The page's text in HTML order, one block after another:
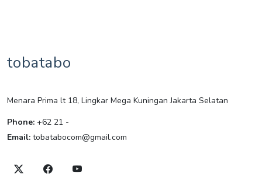
tobatabo
Menara Prima lt 18, Lingkar Mega Kuningan Jakarta Selatan
Phone: +62 21 -
Email: tobatabocom@gmail.com